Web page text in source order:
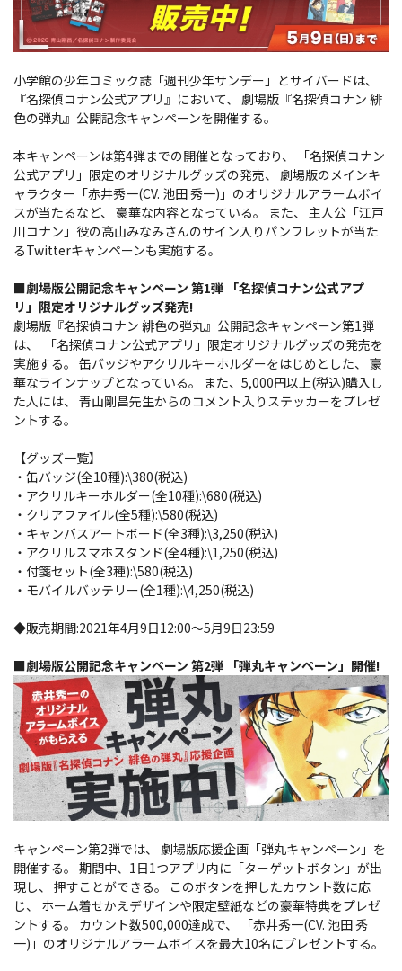
小学館の少年コミック誌「週刊少年サンデー」とサイバードは、
『名探偵コナン公式アプリ』において、 劇場版『名探偵コナン 緋
色の弾丸』公開記念キャンペーンを開催する。
本キャンペーンは第4弾までの開催となっており、 「名探偵コナン
公式アプリ」限定のオリジナルグッズの発売、 劇場版のメインキ
ャラクター「赤井秀一(CV. 池田 秀一)」のオリジナルアラームボイ
スが当たるなど、 豪華な内容となっている。 また、 主人公「江戸
川コナン」役の高山みなみさんのサイン入りパンフレットが当た
るTwitterキャンペーンも実施する。
■劇場版公開記念キャンペーン 第1弾 「名探偵コナン公式アプ
リ」限定オリジナルグッズ発売!
劇場版『名探偵コナン 緋色の弾丸』公開記念キャンペーン第1弾
は、 「名探偵コナン公式アプリ」限定オリジナルグッズの発売を
実施する。 缶バッジやアクリルキーホルダーをはじめとした、 豪
華なラインナップとなっている。 また、5,000円以上(税込)購入し
た人には、 青山剛昌先生からのコメント入りステッカーをプレゼ
ントする。
【グッズ一覧】
・缶バッジ(全10種):\380(税込)
・アクリルキーホルダー(全10種):\680(税込)
・クリアファイル(全5種):\580(税込)
・キャンバスアートボード(全3種):\3,250(税込)
・アクリルスマホスタンド(全4種):\1,250(税込)
・付箋セット(全3種):\580(税込)
・モバイルバッテリー(全1種):\4,250(税込)
◆販売期間:2021年4月9日12:00～5月9日23:59
■劇場版公開記念キャンペーン 第2弾 「弾丸キャンペーン」開催!
キャンペーン第2弾では、 劇場版応援企画「弾丸キャンペーン」を
開催する。 期間中、1日1つアプリ内に「ターゲットボタン」が出
現し、 押すことができる。 このボタンを押したカウント数に応
じ、 ホーム着せかえデザインや限定壁紙などの豪華特典をプレゼ
ントする。 カウント数500,000達成で、 「赤井秀一(CV. 池田 秀
一)」のオリジナルアラームボイスを最大10名にプレゼントする。